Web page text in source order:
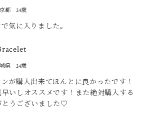
都 24歳
気に入りました。
県 24歳
が購入出来てほんとに良かったです！
いしオススメです！また絶対購入する
とうございました♡